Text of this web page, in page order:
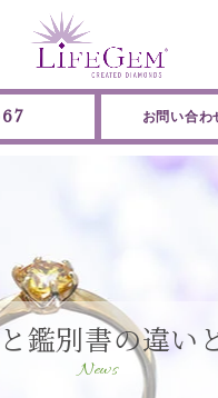
お問い合わ
鑑別書の違い
News